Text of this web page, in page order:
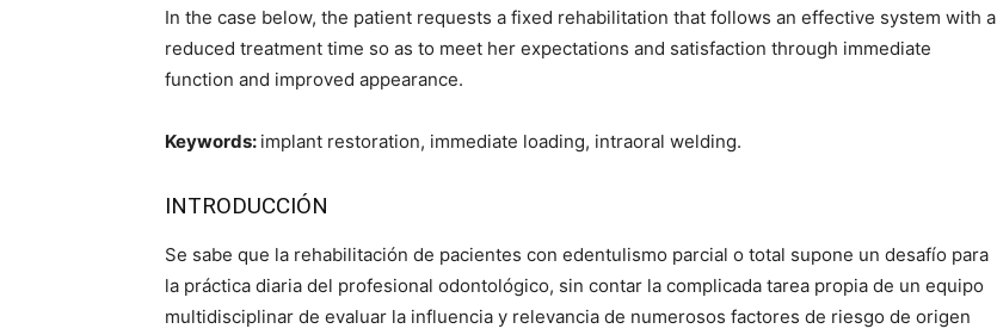
In the case below, the patient requests a fixed rehabilitation that follows an effective system with a
reduced treatment time so as to meet her expectations and satisfaction through immediate
function and improved appearance.
Keywords: implant restoration, immediate loading, intraoral welding.
INTRODUCCIÓN
Se sabe que la rehabilitación de pacientes con edentulismo parcial o total supone un desafío para
la práctica diaria del profesional odontológico, sin contar la complicada tarea propia de un equipo
multidisciplinar de evaluar la influencia y relevancia de numerosos factores de riesgo de origen